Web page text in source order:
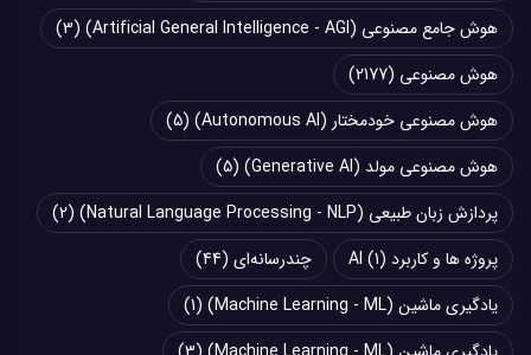
هوش جامع مصنوعی (Artificial General Intelligence - AGI)
(3)
هوش مصنوعی (2177)
هوش مصنوعی خودمختار (Autonomous AI)
(5)
هوش مصنوعی مولد (Generative AI)
(5)
پردازش زبان طبیعی (Natural Language Processing - NLP)
(2)
پروژه ها و کاربرد AI (1) چند‌‌رسانه‌ای (44)
یادگیری ماشین (Machine Learning - ML)
(1)